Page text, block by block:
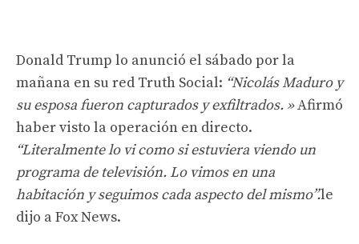
Donald Trump lo anunció el sábado por la
mañana en su red Truth Social: “Nicolás Maduro y
su esposa fueron capturados y exfiltrados. »Afirmó
haber visto la operación en directo.
“Literalmente lo vi como si estuviera viendo un
programa de televisión. Lo vimos en una
habitación y seguimos cada aspecto del mismo”.le
dijo a Fox News.